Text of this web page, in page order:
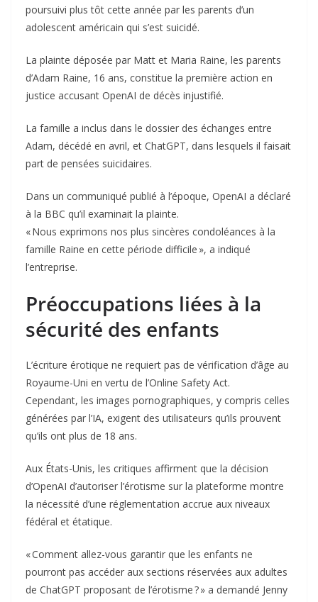
poursuivi plus tôt cette année par les parents d’un
adolescent américain qui s’est suicidé.
La plainte déposée par Matt et Maria Raine, les parents
d’Adam Raine, 16 ans, constitue la première action en
justice accusant OpenAI de décès injustifié.
La famille a inclus dans le dossier des échanges entre
Adam, décédé en avril, et ChatGPT, dans lesquels il faisait
part de pensées suicidaires.
Dans un communiqué publié à l’époque, OpenAI a déclaré
à la BBC qu’il examinait la plainte.
« Nous exprimons nos plus sincères condoléances à la
famille Raine en cette période difficile », a indiqué
l’entreprise.
Préoccupations liées à la
sécurité des enfants
L’écriture érotique ne requiert pas de vérification d’âge au
Royaume-Uni en vertu de l’Online Safety Act.
Cependant, les images pornographiques, y compris celles
générées par l’IA, exigent des utilisateurs qu’ils prouvent
qu’ils ont plus de 18 ans.
Aux États-Unis, les critiques affirment que la décision
d’OpenAI d’autoriser l’érotisme sur la plateforme montre
la nécessité d’une réglementation accrue aux niveaux
fédéral et étatique.
« Comment allez-vous garantir que les enfants ne
pourront pas accéder aux sections réservées aux adultes
de ChatGPT proposant de l’érotisme ? » a demandé Jenny